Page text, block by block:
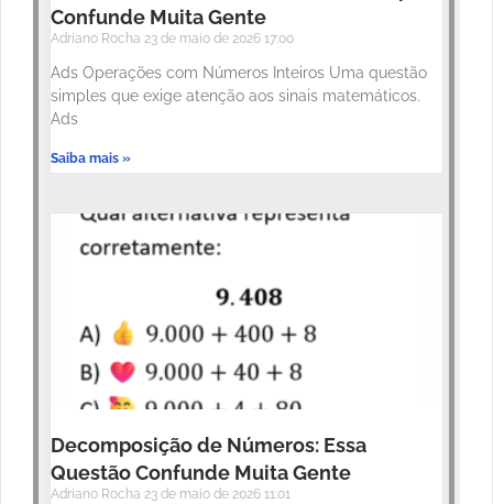
Confunde Muita Gente
Adriano Rocha 23 de maio de 2026 17:00
Ads Operações com Números Inteiros Uma questão
simples que exige atenção aos sinais matemáticos.
Ads
Saiba mais »
Decomposição de Números: Essa
Questão Confunde Muita Gente
Adriano Rocha 23 de maio de 2026 11:01